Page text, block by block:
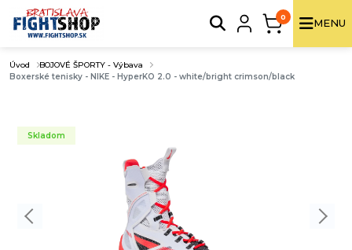
0
MENU
Úvod
BOJOVÉ ŠPORTY - Výbava
Boxerské tenisky - NIKE - HyperKO 2.0 - white/bright crimson/black
Skladom